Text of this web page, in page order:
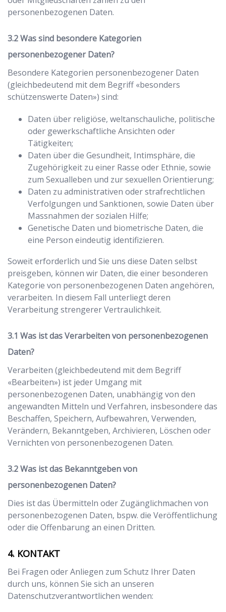
personenbezogenen Daten.
Was sind besondere Kategorien
personenbezogener Daten?
Besondere Kategorien personenbezogener Daten
(gleichbedeutend mit dem Begriff «besonders
schützenswerte Daten») sind:
Daten über religiöse, weltanschauliche, politische
oder gewerkschaftliche Ansichten oder
Tätigkeiten;
Daten über die Gesundheit, Intimsphäre, die
Zugehörigkeit zu einer Rasse oder Ethnie, sowie
zum Sexualleben und zur sexuellen Orientierung;
Daten zu administrativen oder strafrechtlichen
Verfolgungen und Sanktionen, sowie Daten über
Massnahmen der sozialen Hilfe;
Genetische Daten und biometrische Daten, die
eine Person eindeutig identifizieren.
Soweit erforderlich und Sie uns diese Daten selbst
preisgeben, können wir Daten, die einer besonderen
Kategorie von personenbezogenen Daten angehören,
verarbeiten. In diesem Fall unterliegt deren
Verarbeitung strengerer Vertraulichkeit.
Was ist das Verarbeiten von personenbezogenen
Daten?
Verarbeiten (gleichbedeutend mit dem Begriff
«Bearbeiten») ist jeder Umgang mit
personenbezogenen Daten, unabhängig von den
angewandten Mitteln und Verfahren, insbesondere das
Beschaffen, Speichern, Aufbewahren, Verwenden,
Verändern, Bekanntgeben, Archivieren, Löschen oder
Vernichten von personenbezogenen Daten.
Was ist das Bekanntgeben von
personenbezogenen Daten?
Dies ist das Übermitteln oder Zugänglichmachen von
personenbezogenen Daten, bspw. die Veröffentlichung
oder die Offenbarung an einen Dritten.
KONTAKT
Bei Fragen oder Anliegen zum Schutz Ihrer Daten
durch uns, können Sie sich an unseren
Datenschutzverantwortlichen wenden: